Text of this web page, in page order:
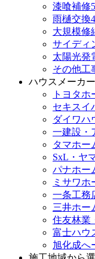
漆喰補修5
雨樋交換4
大規模修
サイディ
太陽光発
その他工
ハウスメーカ
トヨタホ
セキスイ
ダイワハ
一建設・
タマホー
SxL・ヤ
パナホー
ミサワホ
一条工務
三井ホー
住友林業
富士ハウ
旭化成へ